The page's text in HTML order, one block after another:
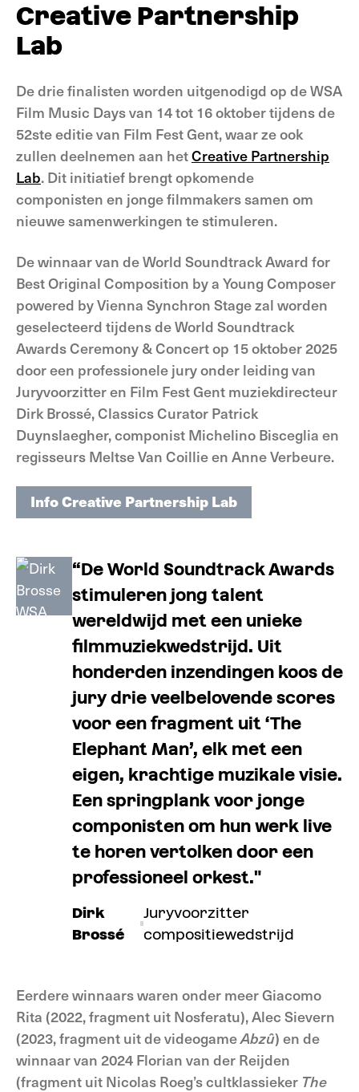
Creative Partnership
Lab
De drie finalisten worden uitgenodigd op de WSA
Film Music Days van 14 tot 16 oktober tijdens de
52ste editie van Film Fest Gent, waar ze ook
zullen deelnemen aan hetCreative Partnership
Lab. Dit initiatief brengt opkomende
componisten en jonge filmmakers samen om
nieuwe samenwerkingen te stimuleren.
De winnaar van de World Soundtrack Award for
Best Original Composition by a Young Composer
powered by Vienna Synchron Stage zal worden
geselecteerd tijdens de World Soundtrack
Awards Ceremony & Concert op 15 oktober 2025
door een professionele jury onder leiding van
Juryvoorzitter en Film Fest Gent muziekdirecteur
Dirk Brossé, Classics Curator Patrick
Duynslaegher, componist Michelino Bisceglia en
regisseurs Meltse Van Coillie en Anne Verbeure.
Info Creative Partnership Lab
“De World Soundtrack Awards
stimuleren jong talent
wereldwijd met een unieke
filmmuziekwedstrijd. Uit
honderden inzendingen koos de
jury drie veelbelovende scores
voor een fragment uit ‘The
Elephant Man’, elk met een
eigen, krachtige muzikale visie.
Een springplank voor jonge
componisten om hun werk live
te horen vertolken door een
professioneel orkest."
Dirk
Brossé
Juryvoorzitter
compositiewedstrijd
Eerdere winnaars waren onder meer Giacomo
Rita (2022, fragment uit Nosferatu), Alec Sievern
(2023, fragment uit de videogameAbzû) en de
winnaar van 2024 Florian van der Reijden
(fragment uit Nicolas Roeg’s cultklassieker The